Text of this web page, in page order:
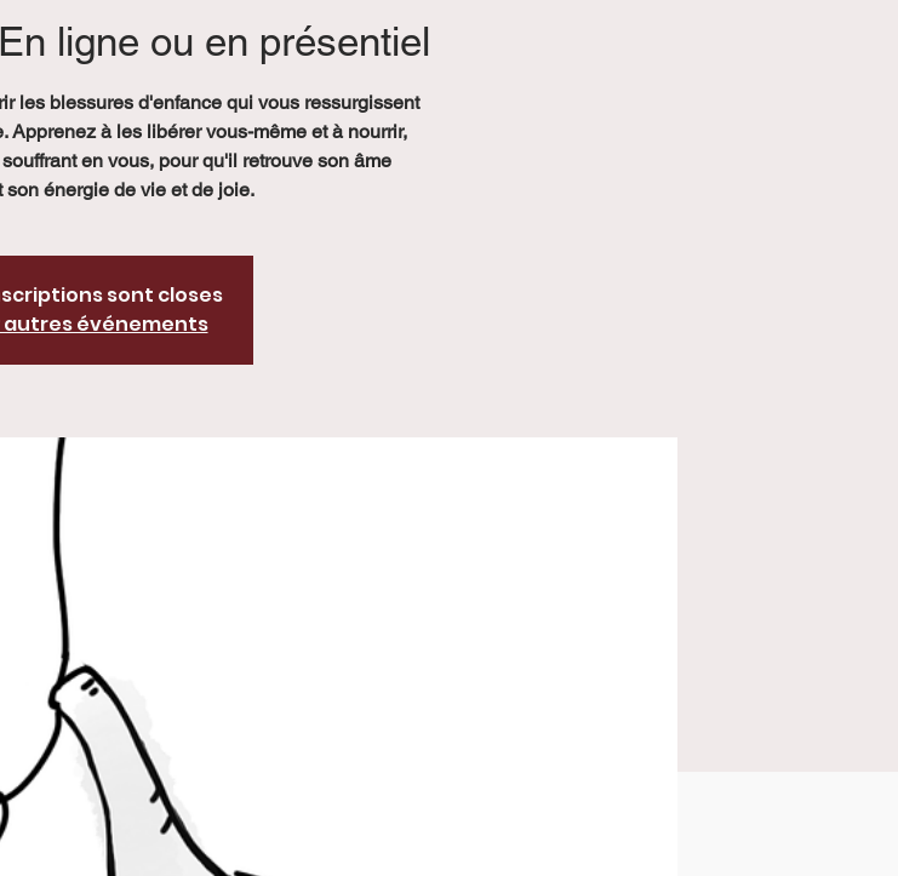
En ligne ou en présentiel
les blessures d'enfance qui vous ressurgissent
Apprenez à les libérer vous-même et à nourrir,
en vous, pour qu'il retrouve son âme
son énergie de vie et de joie.
sont closes
autres événements